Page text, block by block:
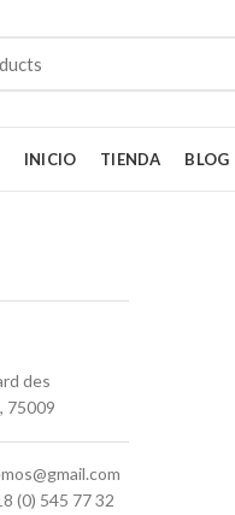
INICIO TIENDA BLOG
des
75009
(0) 545 77 32